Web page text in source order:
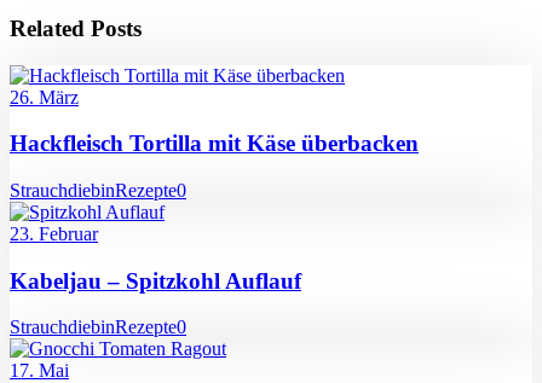
Related Posts
26. März
Hackfleisch Tortilla mit Käse überbacken
StrauchdiebinRezepte0
23. Februar
Kabeljau – Spitzkohl Auflauf
StrauchdiebinRezepte0
17. Mai